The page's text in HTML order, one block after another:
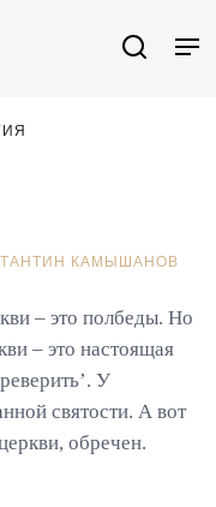
КАМЫШАНОВ
– это полбеды. Но
– это настоящая
У
святости. А вот
обречен.